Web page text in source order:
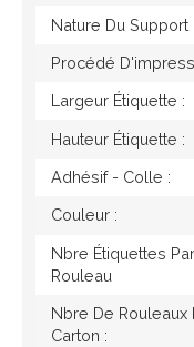
Nature Du Support :
Procédé
Largeur Étiquette :
Hauteur Étiquette :
Adhésif - Colle :
Couleur :
Nbre Étiquettes Par
Rouleau
Nbre De Rouleaux
Carton :